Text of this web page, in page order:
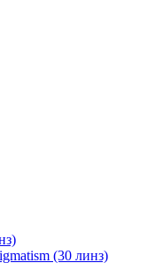
(30 линз)